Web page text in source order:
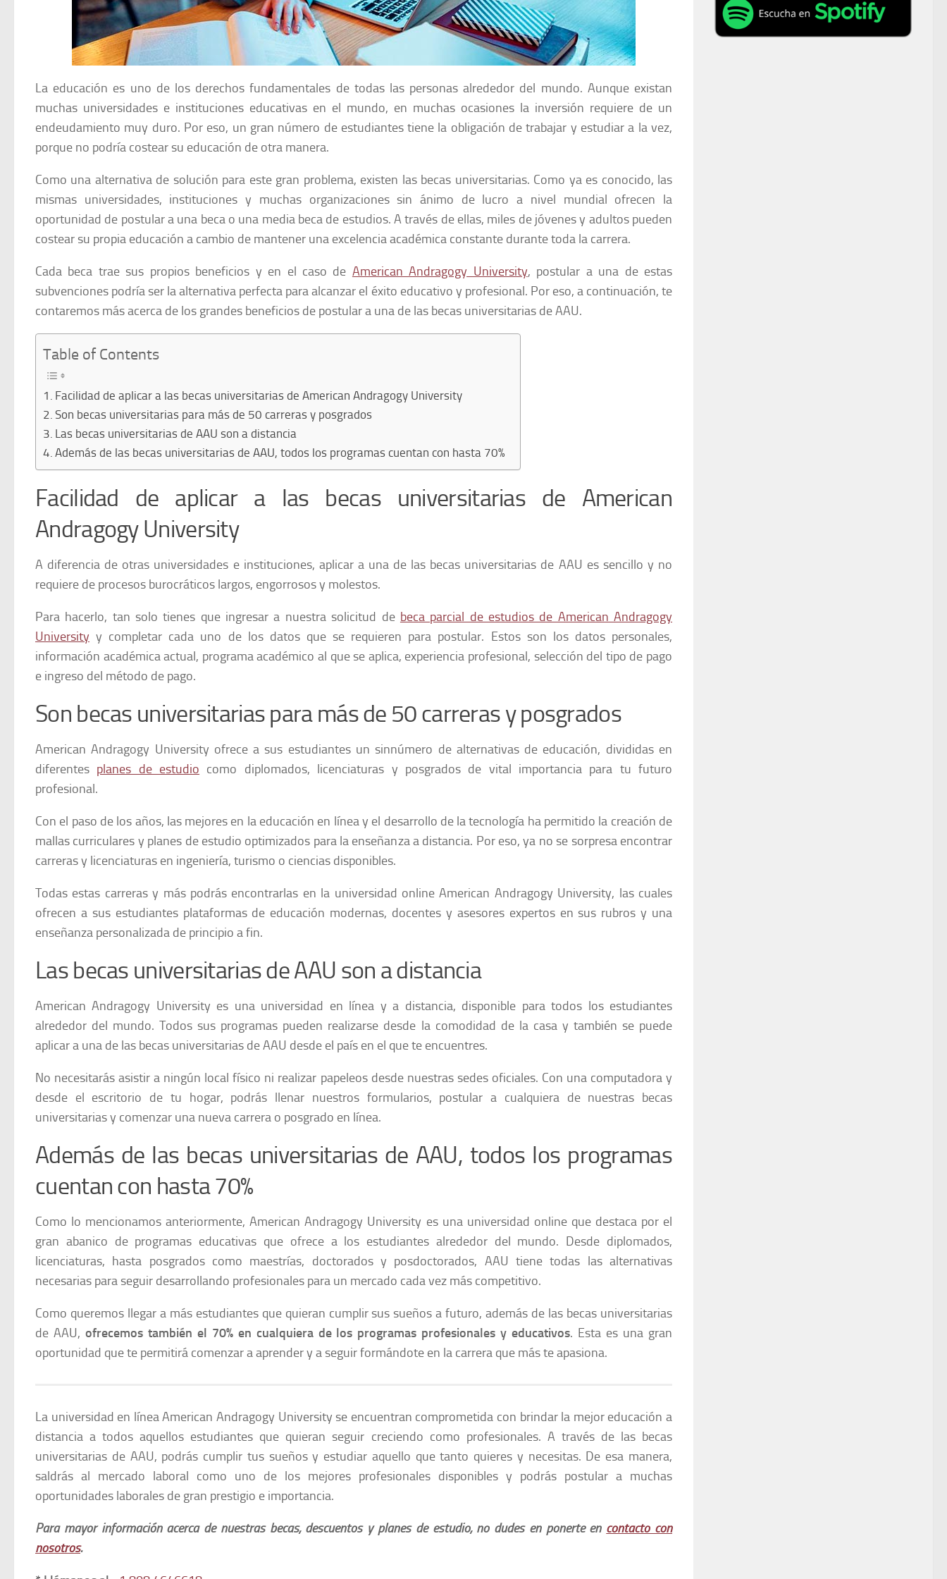
La educación es uno de los derechos fundamentales de todas las personas alrededor del mundo. Aunque existan
muchas universidades e instituciones educativas en el mundo, en muchas ocasiones la inversión requiere de un
endeudamiento muy duro. Por eso, un gran número de estudiantes tiene la obligación de trabajar y estudiar a la vez,
porque no podría costear su educación de otra manera.
Como una alternativa de solución para este gran problema, existen las becas universitarias. Como ya es conocido, las
mismas universidades, instituciones y muchas organizaciones sin ánimo de lucro a nivel mundial ofrecen la
oportunidad de postular a una beca o una media beca de estudios. A través de ellas, miles de jóvenes y adultos pueden
costear su propia educación a cambio de mantener una excelencia académica constante durante toda la carrera.
Cada beca trae sus propios beneficios y en el caso de American Andragogy University, postular a una de estas
subvenciones podría ser la alternativa perfecta para alcanzar el éxito educativo y profesional. Por eso, a continuación, te
contaremos más acerca de los grandes beneficios de postular a una de las becas universitarias de AAU.
Table of Contents
Facilidad de aplicar a las becas universitarias de American Andragogy University
Son becas universitarias para más de 50 carreras y posgrados
Las becas universitarias de AAU son a distancia
Además de las becas universitarias de AAU, todos los programas cuentan con hasta 70%
Facilidad de aplicar a las becas universitarias de American
Andragogy University
A diferencia de otras universidades e instituciones, aplicar a una de las becas universitarias de AAU es sencillo y no
requiere de procesos burocráticos largos, engorrosos y molestos.
Para hacerlo, tan solo tienes que ingresar a nuestra solicitud de beca parcial de estudios de American Andragogy
University y completar cada uno de los datos que se requieren para postular. Estos son los datos personales,
información académica actual, programa académico al que se aplica, experiencia profesional, selección del tipo de pago
e ingreso del método de pago.
Son becas universitarias para más de 50 carreras y posgrados
American Andragogy University ofrece a sus estudiantes un sinnúmero de alternativas de educación, divididas en
diferentes planes de estudio como diplomados, licenciaturas y posgrados de vital importancia para tu futuro
profesional.
Con el paso de los años, las mejores en la educación en línea y el desarrollo de la tecnología ha permitido la creación de
mallas curriculares y planes de estudio optimizados para la enseñanza a distancia. Por eso, ya no se sorpresa encontrar
carreras y licenciaturas en ingeniería, turismo o ciencias disponibles.
Todas estas carreras y más podrás encontrarlas en la universidad online American Andragogy University, las cuales
ofrecen a sus estudiantes plataformas de educación modernas, docentes y asesores expertos en sus rubros y una
enseñanza personalizada de principio a fin.
Las becas universitarias de AAU son a distancia
American Andragogy University es una universidad en línea y a distancia, disponible para todos los estudiantes
alrededor del mundo. Todos sus programas pueden realizarse desde la comodidad de la casa y también se puede
aplicar a una de las becas universitarias de AAU desde el país en el que te encuentres.
No necesitarás asistir a ningún local físico ni realizar papeleos desde nuestras sedes oficiales. Con una computadora y
desde el escritorio de tu hogar, podrás llenar nuestros formularios, postular a cualquiera de nuestras becas
universitarias y comenzar una nueva carrera o posgrado en línea.
Además de las becas universitarias de AAU, todos los programas
cuentan con hasta 70%
Como lo mencionamos anteriormente, American Andragogy University es una universidad online que destaca por el
gran abanico de programas educativas que ofrece a los estudiantes alrededor del mundo. Desde diplomados,
licenciaturas, hasta posgrados como maestrías, doctorados y posdoctorados, AAU tiene todas las alternativas
necesarias para seguir desarrollando profesionales para un mercado cada vez más competitivo.
Como queremos llegar a más estudiantes que quieran cumplir sus sueños a futuro, además de las becas universitarias
de AAU, ofrecemos también el 70% en cualquiera de los programas profesionales y educativos. Esta es una gran
oportunidad que te permitirá comenzar a aprender y a seguir formándote en la carrera que más te apasiona.
La universidad en línea American Andragogy University se encuentran comprometida con brindar la mejor educación a
distancia a todos aquellos estudiantes que quieran seguir creciendo como profesionales. A través de las becas
universitarias de AAU, podrás cumplir tus sueños y estudiar aquello que tanto quieres y necesitas. De esa manera,
saldrás al mercado laboral como uno de los mejores profesionales disponibles y podrás postular a muchas
oportunidades laborales de gran prestigio e importancia.
Para mayor información acerca de nuestras becas, descuentos y planes de estudio, no dudes en ponerte en contacto con
nosotros.